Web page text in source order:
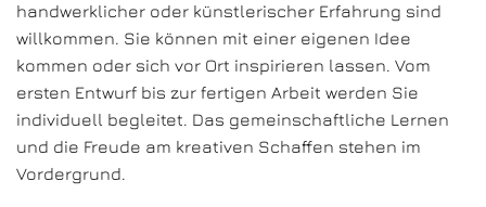
handwerklicher oder künstlerischer Erfahrung sind
willkommen. Sie können mit einer eigenen Idee
kommen oder sich vor Ort inspirieren lassen. Vom
ersten Entwurf bis zur fertigen Arbeit werden Sie
individuell begleitet. Das gemeinschaftliche Lernen
und die Freude am kreativen Schaffen stehen im
Vordergrund.